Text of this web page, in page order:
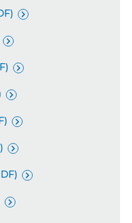







